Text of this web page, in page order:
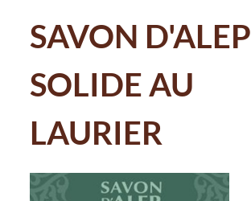
SAVON D'ALEP
SOLIDE AU
LAURIER